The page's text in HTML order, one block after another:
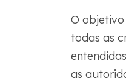
O
todas as
as